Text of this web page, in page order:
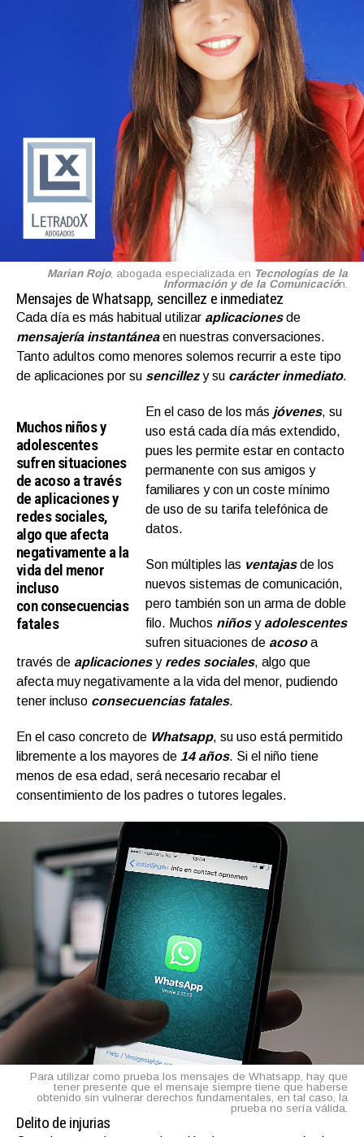
Marian Rojo, abogada especializada en Tecnologías de la
Información y de la Comunicación.
Mensajes de Whatsapp, sencillez e inmediatez
Cada día es más habitual utilizar aplicacionesde
mensajería instantáneaen nuestras conversaciones.
Tanto adultos como menores solemos recurrir a este tipo
de aplicaciones por su sencillezy su carácter inmediato.
Muchos niños y
adolescentes
sufren situaciones
de acoso a través
de aplicaciones y
redes sociales,
algo que afecta
negativamente a la
vida del menor
incluso
con consecuencias
fatales
En el caso de los más jóvenes, su
uso está cada día más extendido,
pues les permite estar en contacto
permanente con sus amigos y
familiares y con un coste mínimo
de uso de su tarifa telefónica de
datos.
Son múltiples las ventajasde los
nuevos sistemas de comunicación,
pero también son un arma de doble
filo. Muchos niñosy adolescentes
sufren situaciones de acoso a
través de aplicacionesy redes sociales, algo que
afecta muy negativamente a la vida del menor, pudiendo
tener incluso consecuencias fatales.
En el caso concreto de Whatsapp, su uso está permitido
libremente a los mayores de 14 años. Si el niño tiene
menos de esa edad, será necesario recabar el
consentimiento de los padres o tutores legales.
Para utilizar como prueba los mensajes de Whatsapp, hay que
tener presente que el mensaje siempre tiene que haberse
obtenido sin vulnerar derechos fundamentales, en tal caso, la
prueba no sería válida.
Delito de injurias